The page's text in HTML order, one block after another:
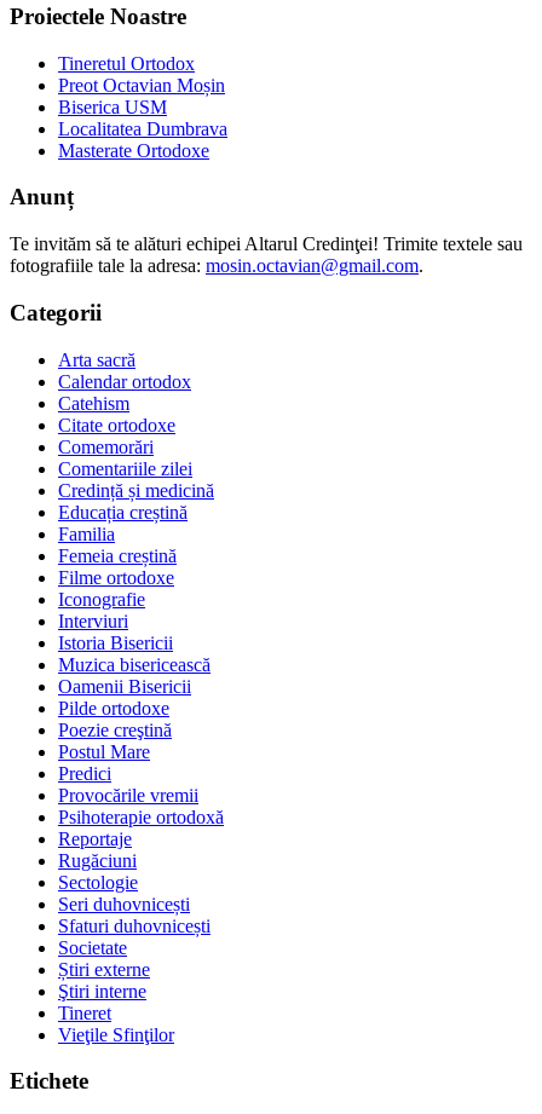
Proiectele Noastre
Tineretul Ortodox
Preot Octavian Moșin
Biserica USM
Localitatea Dumbrava
Masterate Ortodoxe
Anunț
Te invităm să te alături echipei Altarul Credinţei! Trimite textele sau
fotografiile tale la adresa: mosin.octavian@gmail.com.
Categorii
Arta sacră
Calendar ortodox
Catehism
Citate ortodoxe
Comemorări
Comentariile zilei
Credință și medicină
Educația creștină
Familia
Femeia creștină
Filme ortodoxe
Iconografie
Interviuri
Istoria Bisericii
Muzica bisericească
Oamenii Bisericii
Pilde ortodoxe
Poezie creştină
Postul Mare
Predici
Provocările vremii
Psihoterapie ortodoxă
Reportaje
Rugăciuni
Sectologie
Seri duhovnicești
Sfaturi duhovnicești
Societate
Știri externe
Ştiri interne
Tineret
Vieţile Sfinţilor
Etichete